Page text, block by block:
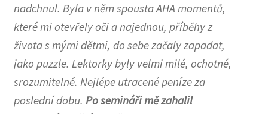
nadchnul. Byla v něm spousta AHA momentů,
které mi otevřely oči a najednou, příběhy z
života s mými dětmi, do sebe začaly zapadat,
jako puzzle. Lektorky byly velmi milé, ochotné,
srozumitelné. Nejlépe utracené peníze za
poslední dobu. Po semináři mě zahalil